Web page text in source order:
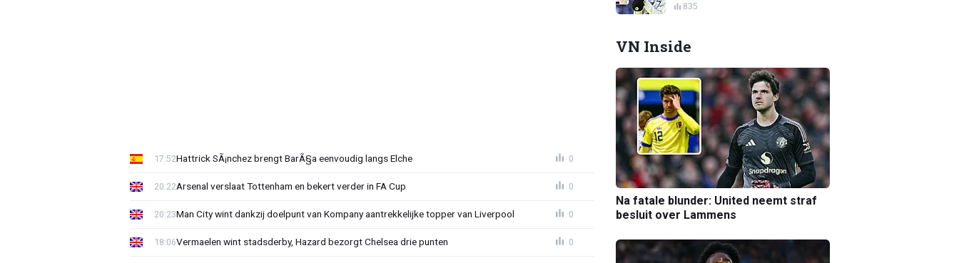
Hattrick SÃ¡nchez brengt BarÃ§a eenvoudig langs Elche
17:52 0
Arsenal verslaat Tottenham en bekert verder in FA Cup
20:22 0
Man City wint dankzij doelpunt van Kompany aantrekkelijke topper van Liverpool
20:23 0
Vermaelen wint stadsderby, Hazard bezorgt Chelsea drie punten
18:06 0
835
VN Inside
Na fatale blunder: United neemt straf
besluit over Lammens